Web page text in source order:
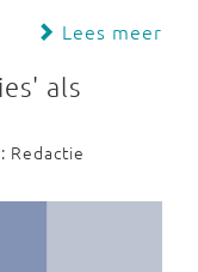
Lees meer
als
Redactie